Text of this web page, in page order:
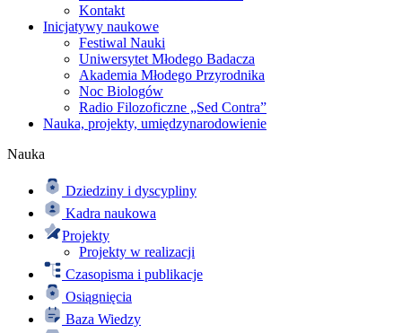
Kontakt
Inicjatywy naukowe
Festiwal Nauki
Uniwersytet Młodego Badacza
Akademia Młodego Przyrodnika
Noc Biologów
Radio Filozoficzne „Sed Contra”
Nauka, projekty, umiędzynarodowienie
Nauka
Dziedziny i dyscypliny
Kadra naukowa
Projekty
Projekty w realizacji
Czasopisma i publikacje
Osiągnięcia
Baza Wiedzy